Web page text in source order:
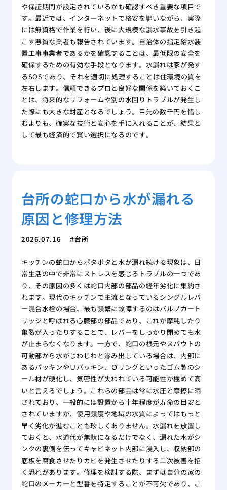
や保証期間が設定されているかも確認すべき重要な項目で
す。最近では、インターネットで格安を謳いながら、実際
には無資格で作業を行い、後に大規模な漏水事故を引き起
こす悪質な業者も報告されています。自治体の指定給水装
置工事事業者であるかを確認することは、最低限の安全を
確保するための有効な手段となります。水漏れは家が発す
るSOSであり、それを適切に処理することは住環境の質を
左右します。信頼できるプロと良好な関係を築いておくこ
とは、将来的なリフォームや別の水回りトラブルが発生し
た際にも大きな財産となるでしょう。目先の数千円を惜し
むよりも、確実な技術と安心を手に入れることが、結果と
して最も経済的で賢い選択になるのです。
台所の蛇口から水が漏れる
原因と修理方法
2026.07.16 台所
キッチンの蛇口からポタポタと水が漏れ続ける現象は、日
常生活の中で非常にストレスを感じるトラブルの一つであ
り、その原因の多くは蛇口内部の部品の経年劣化に集約さ
れます。現代のキッチンで主流となっているシングルレバ
ー混合水栓の場合、最も頻繁に故障するのはバルブカート
リッジと呼ばれる心臓部の部品であり、これが摩耗したり
亀裂が入ったりすることで、レバーをしっかり閉めても水
が止まらなくなります。一方で、蛇口の根元やスパウトの
可動部から水がじわじわと滲み出している場合は、内部に
あるパッキンやＵパッキン、Ｏリングといったゴム製のシ
ール材が硬化し、気密性が失われている可能性が極めて高
いと言えるでしょう。これらの部品は常に水圧と摩擦に晒
されており、一般的には設置から十年程度が寿命の目安と
されていますが、使用頻度や地域の水質によってはもっと
早く劣化が進むことも珍しくありません。水漏れを放置し
ておくと、水道代が無駄になるだけでなく、漏れた水がシ
ンクの裏側を伝ってキャビネット内部に浸入し、収納部の
底板を腐食させたりカビを発生させたりする二次被害を招
く恐れがあります。修理を検討する際、まずは自分の家の
蛇口のメーカーと型番を特定することが不可欠であり、こ